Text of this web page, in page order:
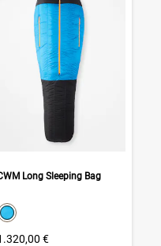
Long Sleeping Bag
swatch
Select color
€